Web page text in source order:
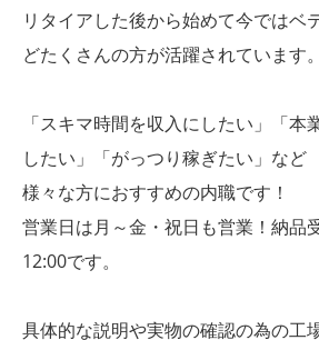
リタイアした後から始めて今ではベ
どたくさんの方が活躍されています。
「スキマ時間を収入にしたい」「本
したい」「がっつり稼ぎたい」など
様々な方におすすめの内職です！
営業日は月～金・祝日も営業！納品
12:00です。
具体的な説明や実物の確認の為の工